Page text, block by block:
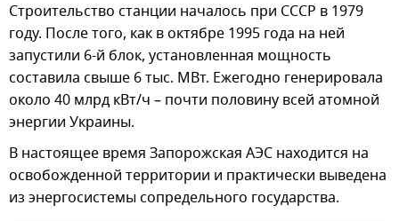
Строительство станции началось при СССР в 1979
году. После того, как в октябре 1995 года на ней
запустили 6-й блок, установленная мощность
составила свыше 6 тыс. МВт. Ежегодно генерировала
около 40 млрд кВт/ч – почти половину всей атомной
энергии Украины.
В настоящее время Запорожская АЭС находится на
освобожденной территории и практически выведена
из энергосистемы сопредельного государства.